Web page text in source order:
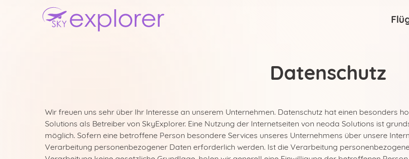
Datenschutz
Wir freuen uns sehr über Ihr Interesse an unserem Unternehmen. Datenschutz hat einen besonders
Solutions als Betreiber von SkyExplorer. Eine Nutzung der Internetseiten von neoda Solutions ist
möglich. Sofern eine betroffene Person besondere Services unseres Unternehmens über unsere
Verarbeitung personenbezogener Daten erforderlich werden. Ist die Verarbeitung